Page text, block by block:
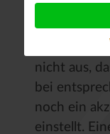
In den jetzt
an Pilzen
nicht aus,
bei
noch ein
einstellt.